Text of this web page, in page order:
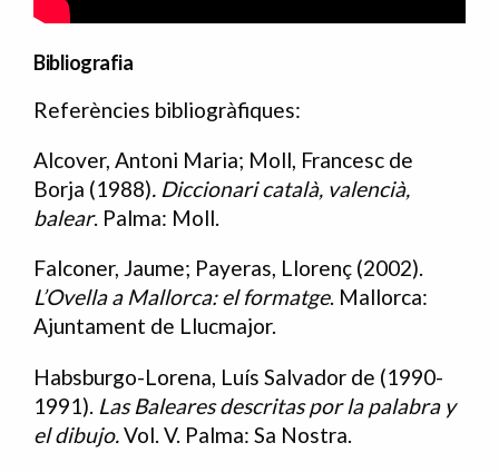
Bibliografia
Bibliografia
Referències bibliogràfiques:
Alcover, Antoni Maria; Moll, Francesc de
Borja (1988). Diccionari català, valencià,
balear. Palma: Moll.
Falconer, Jaume; Payeras, Llorenç (2002).
L’Ovella a Mallorca: el formatge. Mallorca:
Ajuntament de Llucmajor.
Habsburgo-Lorena, Luís Salvador de (1990-
1991). Las Baleares descritas por la palabra y
el dibujo. Vol. V. Palma: Sa Nostra.